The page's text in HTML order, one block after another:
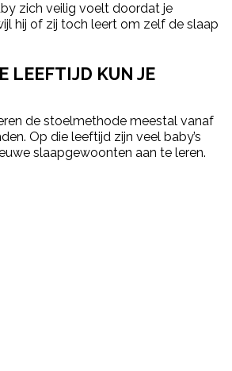
zich veilig voelt doordat je
hij of zij toch leert om zelf de slaap
LEEFTIJD KUN JE
de stoelmethode meestal vanaf
Op die leeftijd zijn veel baby’s
slaapgewoonten aan te leren.